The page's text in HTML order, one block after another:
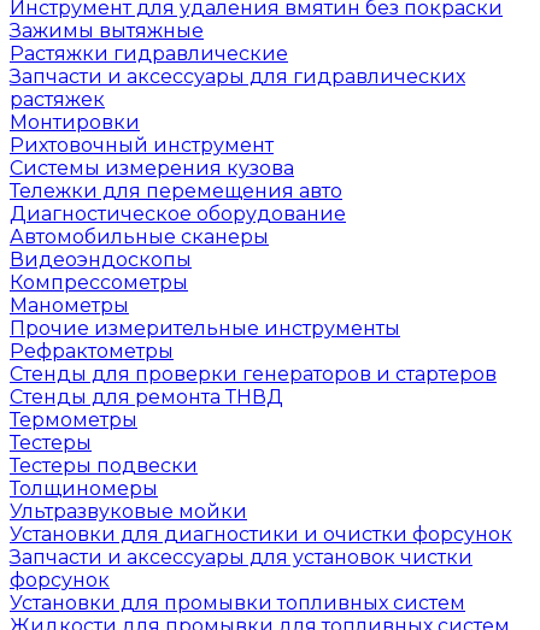
Инструмент для удаления вмятин без покраски
Зажимы вытяжные
Растяжки гидравлические
Запчасти и аксессуары для гидравлических
растяжек
Монтировки
Рихтовочный инструмент
Системы измерения кузова
Тележки для перемещения авто
Диагностическое оборудование
Автомобильные сканеры
Видеоэндоскопы
Компрессометры
Манометры
Прочие измерительные инструменты
Рефрактометры
Стенды для проверки генераторов и стартеров
Стенды для ремонта ТНВД
Термометры
Тестеры
Тестеры подвески
Толщиномеры
Ультразвуковые мойки
Установки для диагностики и очистки форсунок
Запчасти и аксессуары для установок чистки
форсунок
Установки для промывки топливных систем